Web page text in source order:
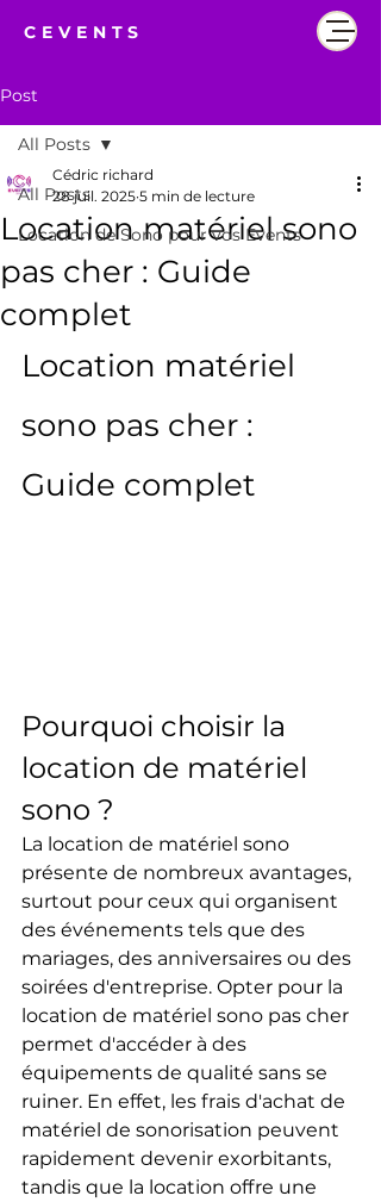
CEVENTS
Post
All Posts
Location de Sono pour vos Events
All Posts
Location matériel sono
pas cher : Guide
complet
Cédric richard
28 juil. 2025 5 min de lecture
Location matériel
sono pas cher :
Guide complet
Pourquoi choisir la
location de matériel
sono ?
La location de matériel sono
présente de nombreux avantages,
surtout pour ceux qui organisent
des événements tels que des
mariages, des anniversaires ou des
soirées d'entreprise. Opter pour la
location de matériel sono pas cher
permet d'accéder à des
équipements de qualité sans se
ruiner. En effet, les frais d'achat de
matériel de sonorisation peuvent
rapidement devenir exorbitants,
tandis que la location offre une